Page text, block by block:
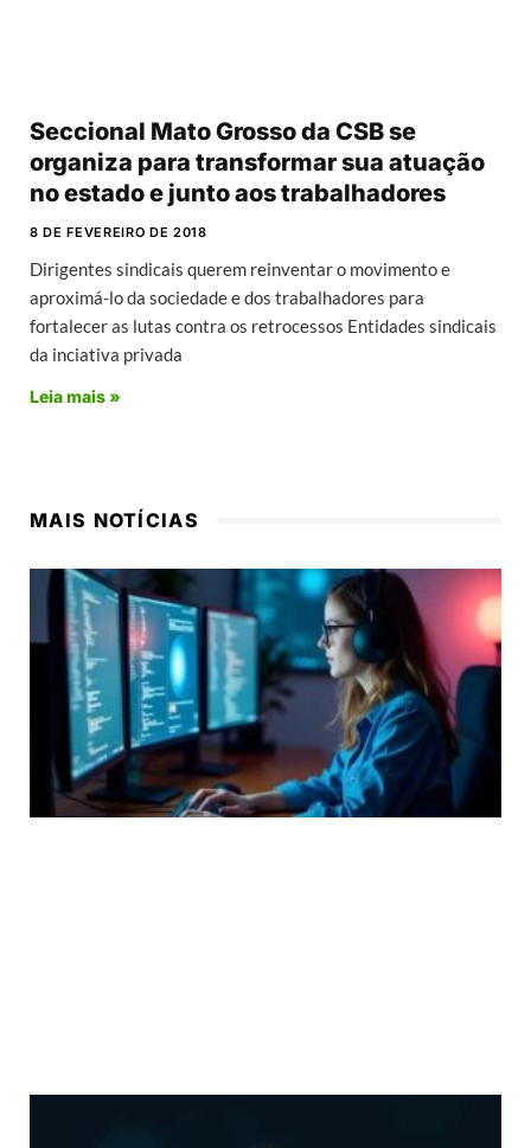
Seccional Mato Grosso da CSB se
organiza para transformar sua atuação
no estado e junto aos trabalhadores
8 DE FEVEREIRO DE 2018
Dirigentes sindicais querem reinventar o movimento e
aproximá-lo da sociedade e dos trabalhadores para
fortalecer as lutas contra os retrocessos Entidades sindicais
da inciativa privada
Leia mais »
MAIS NOTÍCIAS